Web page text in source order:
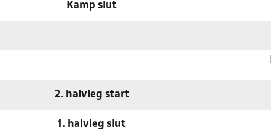
Kamp slut
2. halvleg start
1. halvleg slut